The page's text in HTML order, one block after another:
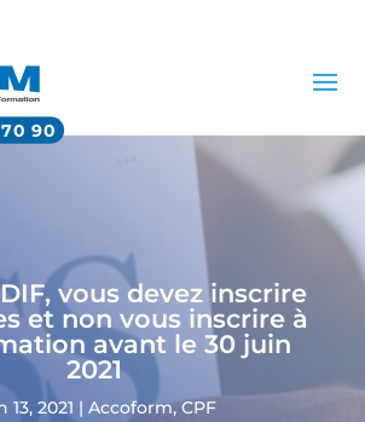
90
vous devez inscrire
et non vous inscrire à
avant le 30 juin
2021
13, 2021 | Accoform,CPF